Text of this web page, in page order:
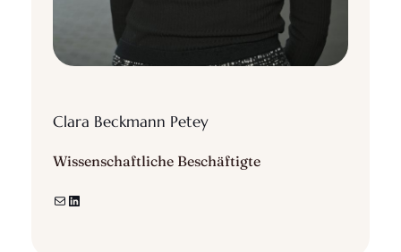
Clara Beckmann Petey
Wissenschaftliche Beschäftigte
E-Mail LinkedIn